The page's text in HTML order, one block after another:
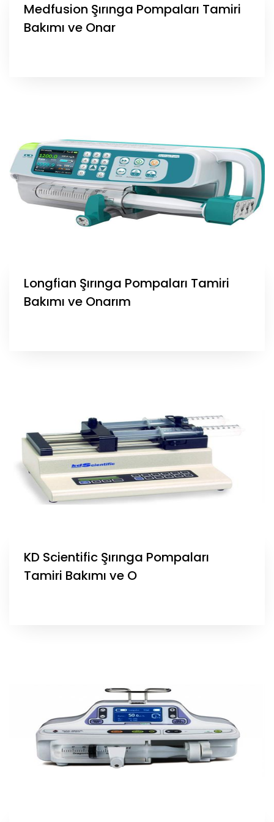
Medfusion Şırınga Pompaları Tamiri
Bakımı ve Onar
Longfian Şırınga Pompaları Tamiri
Bakımı ve Onarım
KD Scientific Şırınga Pompaları
Tamiri Bakımı ve O